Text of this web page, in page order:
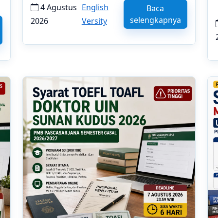
konfirmasi skor minimal.
4 Agustus
2026
English
Versity
Baca
selengkapnya